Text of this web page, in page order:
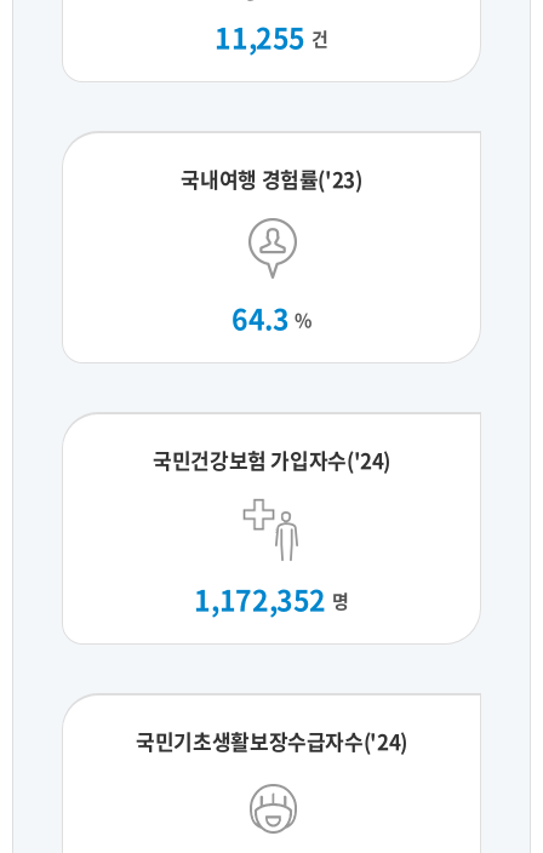
11,255 건
국내여행 경험률('23)
64.3 %
국민건강보험 가입자수('24)
1,172,352 명
국민기초생활보장수급자수('24)